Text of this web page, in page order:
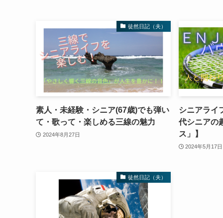
徒然日記（夫）
素人・未経験・シニア(67歳)でも弾い
て・歌って・楽しめる三線の魅力
2024年8月27日
シニアライ
代シニアの
ス」】
2024年5月17日
徒然日記（夫）